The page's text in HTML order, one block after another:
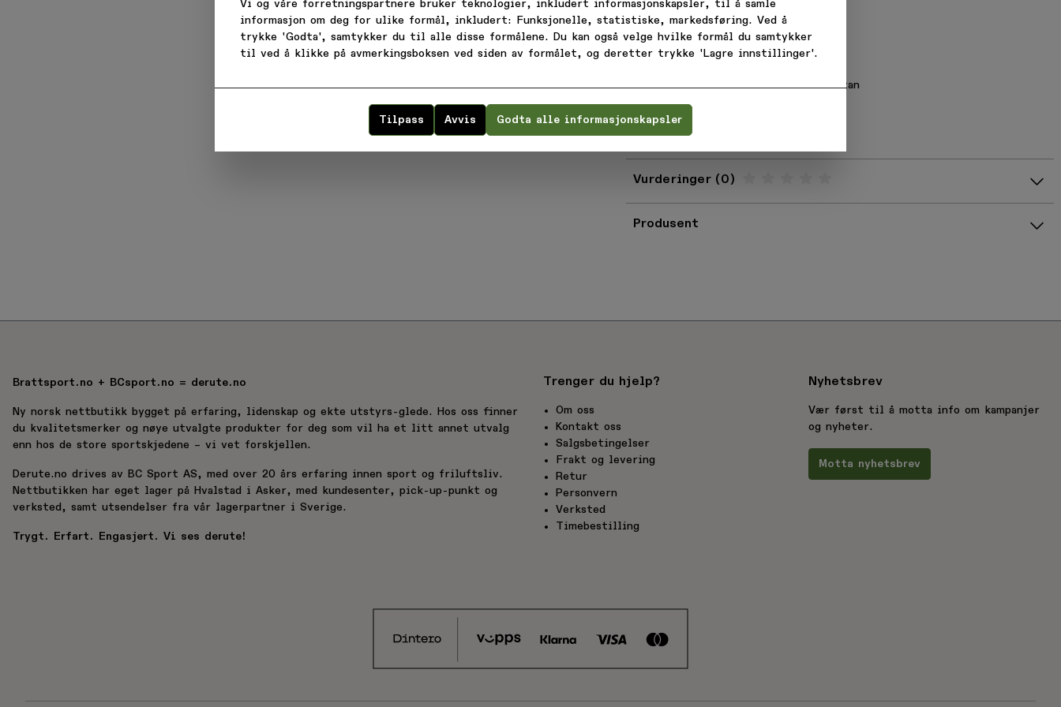
Middels høy hals
Normal passform med slank fasong
Rett kant og flate sømmer
Tommelhull
81% merinoull, 12% nylon, 7% elastan
Varekode: 100620-2165-599-S
EAN: 9420070031390
Vurderinger
Gjennomsnittsvurdering: %score% av 5 stjerner
Produsent
Brattsport.no + BCsport.no = derute.no
Ny norsk nettbutikk bygget på erfaring, lidenskap og ekte utstyrs-glede. Hos oss finner
du kvalitetsmerker og nøye utvalgte produkter for deg som vil ha et litt annet utvalg
enn hos de store sportskjedene – vi vet forskjellen.
Derute.no drives av BC Sport AS, med over 20 års erfaring innen sport og friluftsliv.
Nettbutikken har eget lager på Hvalstad i Asker, med kundesenter, pick-up-punkt og
verksted, samt utsendelser fra vår lagerpartner i Sverige.
Trygt. Erfart. Engasjert. Vi ses derute!
Trenger du hjelp?
Om oss
Kontakt oss
Salgsbetingelser
Frakt og levering
Retur
Personvern
Verksted
Timebestilling
Nyhetsbrev
Vær først til å motta info om kampanjer
og nyheter.
Motta nyhetsbrev
Vi og våre forretningspartnere bruker teknologier, inkludert informasjonskapsler, til å samle
informasjon om deg for ulike formål, inkludert: Funksjonelle, statistiske, markedsføring. Ved å
trykke 'Godta', samtykker du til alle disse formålene. Du kan også velge hvilke formål du samtykker
til ved å klikke på avmerkingsboksen ved siden av formålet, og deretter trykke 'Lagre innstillinger'.
Avvis
Tilpass Godta alle informasjonskapsler
innboksen.
Email
Bli medlem!
personvernerklæring